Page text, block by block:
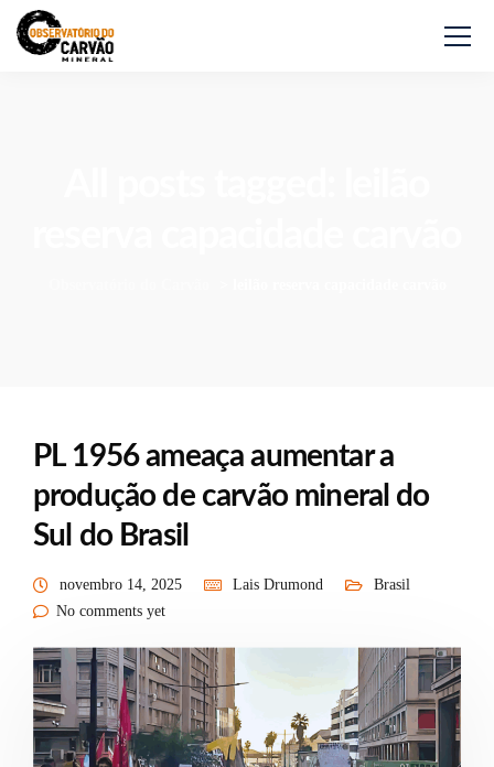
PL 1956 ameaça aumentar a
produção de carvão mineral do
Sul do Brasil
novembro 14, 2025 Lais Drumond
Brasil
No comments yet